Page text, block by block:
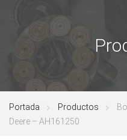
Portada Productos
Deere – AH161250